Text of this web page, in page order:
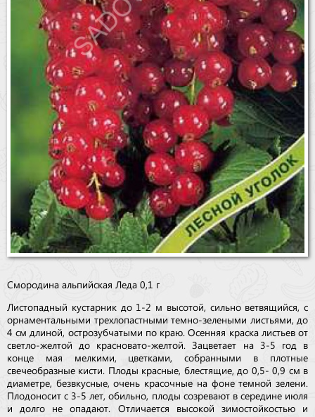
Смородина альпийская Леда 0,1 г
Листопадный кустарник до 1-2 м высотой, сильно ветвящийся, с
орнаментальными трехлопастными темно-зелеными листьями, до
4 см длиной, острозубчатыми по краю. Осенняя краска листьев от
светло-желтой до красновато-желтой. Зацветает на 3-5 год в
конце мая мелкими, цветками, собранными в плотные
свечеобразные кисти. Плоды красные, блестящие, до 0,5- 0,9 см в
диаметре, безвкусные, очень красочные на фоне темной зелени.
Плодоносит с 3-5 лет, обильно, плоды созревают в середине июля
и долго не опадают. Отличается высокой зимостойкостью и